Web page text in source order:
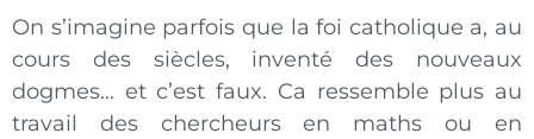
On s’imagine parfois que la foi catholique a, au
cours des siècles, inventé des nouveaux
dogmes… et c’est faux. Ca ressemble plus au
travail des chercheurs en maths ou en